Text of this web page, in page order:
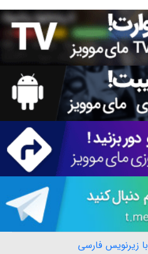
با زیرنویس فارسی